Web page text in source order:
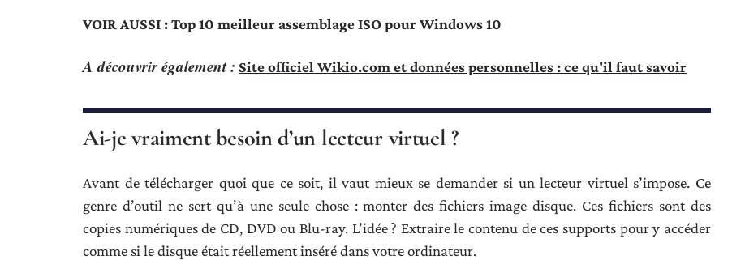
VOIR AUSSI : Top 10 meilleur assemblage ISO pour Windows 10
A découvrir également : Site officiel Wikio.com et données personnelles : ce qu'il faut savoir
Ai-je vraiment besoin d’un lecteur virtuel ?
Avant de télécharger quoi que ce soit, il vaut mieux se demander si un lecteur virtuel s’impose. Ce
genre d’outil ne sert qu’à une seule chose : monter des fichiers image disque. Ces fichiers sont des
copies numériques de CD, DVD ou Blu-ray. L’idée ? Extraire le contenu de ces supports pour y accéder
comme si le disque était réellement inséré dans votre ordinateur.